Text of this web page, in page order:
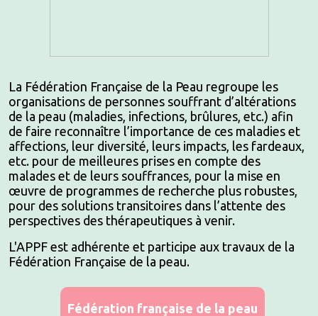
La Fédération Française de la Peau regroupe les
organisations de personnes souffrant d’altérations
de la peau (maladies, infections, brûlures, etc.) afin
de faire reconnaître l’importance de ces maladies et
affections, leur diversité, leurs impacts, les fardeaux,
etc. pour de meilleures prises en compte des
malades et de leurs souffrances, pour la mise en
œuvre de programmes de recherche plus robustes,
pour des solutions transitoires dans l’attente des
perspectives des thérapeutiques à venir.
L'APPF est adhérente et participe aux travaux de la
Fédération Française de la peau.
Fédération française de la peau